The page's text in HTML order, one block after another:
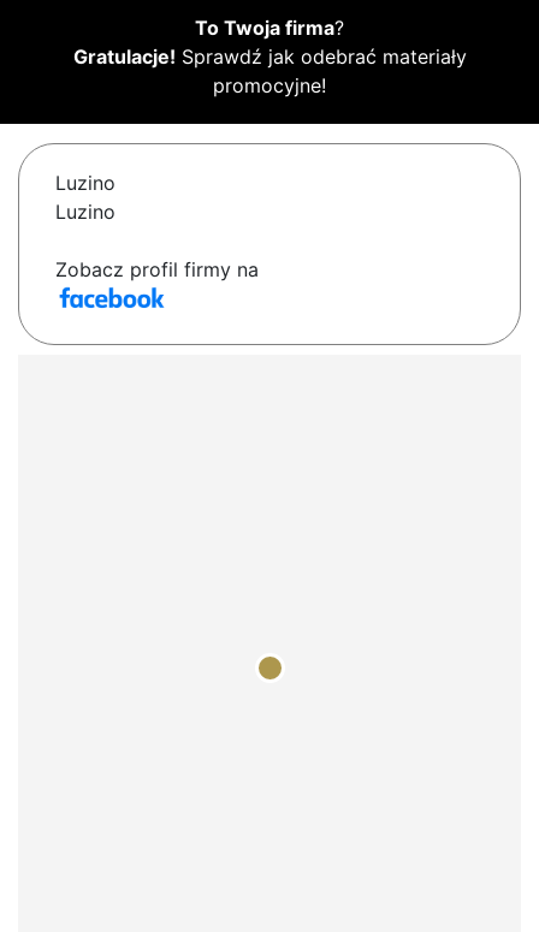
To Twoja firma?
Gratulacje! Sprawdź jak odebrać materiały
promocyjne!
Luzino
Luzino
Zobacz profil firmy na